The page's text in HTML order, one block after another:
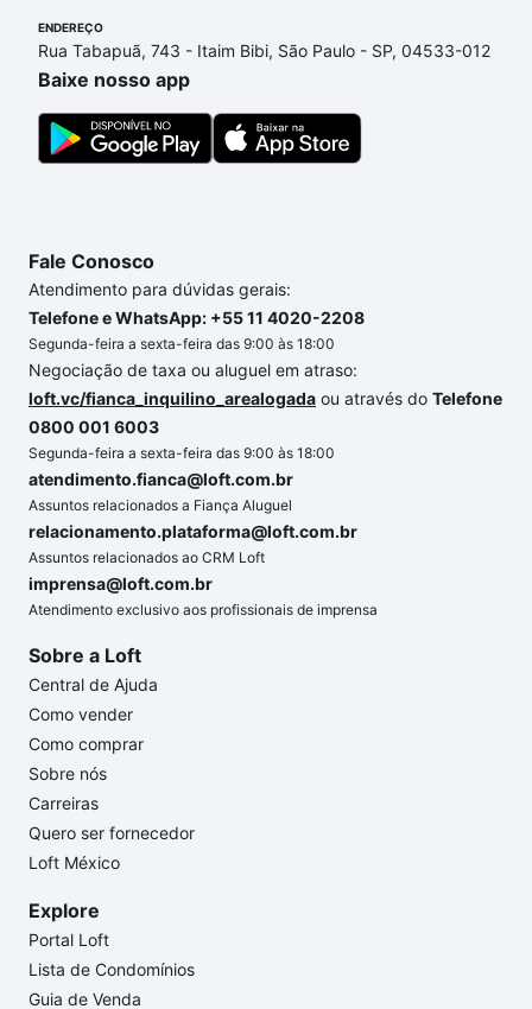
de compra, veja em nosso portal
comprar um apartamento e conte com a gente para
comprar o imóvel dos seus sonhos com segurança e
conforto. Loft, com você até as chaves.
ENDEREÇO
Rua Tabapuã, 743 - Itaim Bibi, São Paulo - SP, 04533-012
Baixe nosso app
Fale Conosco
Atendimento para dúvidas gerais:
Telefone e WhatsApp: +55 11 4020-2208
Segunda-feira a sexta-feira das 9:00 às 18:00
Negociação de taxa ou aluguel em atraso:
loft.vc/fianca_inquilino_arealogada ou através do Telefone
0800 001 6003
Segunda-feira a sexta-feira das 9:00 às 18:00
atendimento.fianca@loft.com.br
Assuntos relacionados a Fiança Aluguel
relacionamento.plataforma@loft.com.br
Assuntos relacionados ao CRM Loft
imprensa@loft.com.br
Atendimento exclusivo aos profissionais de imprensa
Sobre a Loft
Central de Ajuda
Como vender
Como comprar
Sobre nós
Carreiras
Quero ser fornecedor
Loft México
Explore
Portal Loft
Lista de Condomínios
Guia de Venda